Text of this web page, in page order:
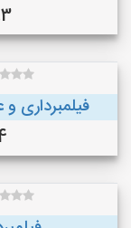
فیلمبرداری